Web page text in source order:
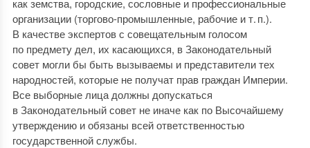
как земства, городские, сословные и профессиональные
организации (торгово-промышленные, рабочие и т. п.).
В качестве экспертов с совещательным голосом
по предмету дел, их касающихся, в Законодательный
совет могли бы быть вызываемы и представители тех
народностей, которые не получат прав граждан Империи.
Все выборные лица должны допускаться
в Законодательный совет не иначе как по Высочайшему
утверждению и обязаны всей ответственностью
государственной службы.